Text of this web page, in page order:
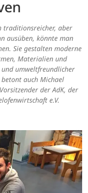
traditionsreicher, aber
ausüben, könnte man
Sie gestalten moderne
Materialien und
umweltfreundlicher
betont auch Michael
der AdK, der
e.V.